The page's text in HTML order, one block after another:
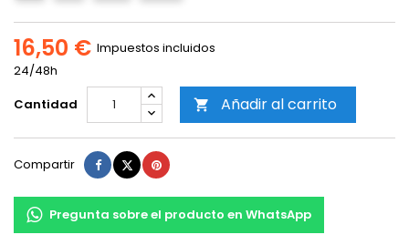
16,50 € Impuestos incluidos
24/48h
Cantidad
 Añadir al carrito
Compartir Compartir
TuitearPinterest
Pregunta sobre el producto en WhatsApp